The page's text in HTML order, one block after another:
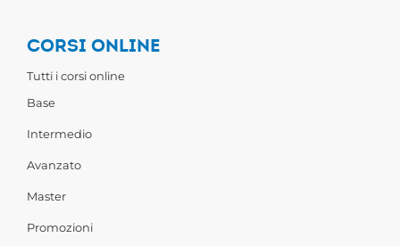
CORSI ONLINE
Tutti i corsi online
Base
Intermedio
Avanzato
Master
Promozioni